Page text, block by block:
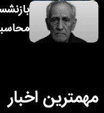
مهمترین اخبار